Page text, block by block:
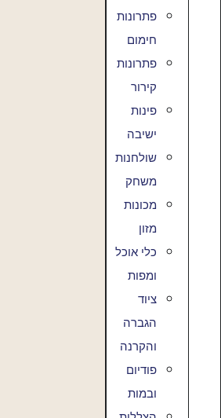
פתרונות
חימום
פתרונות
קירור
פינות
ישיבה
שולחנות
משחק
מכונות
מזון
כלי אוכל
ומפות
ציוד
הגברה
והקרנה
פודיום
ובמות